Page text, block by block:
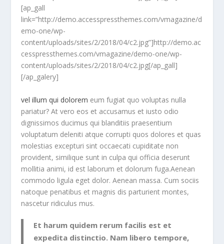
[ap_gall
link=”http://demo.accesspressthemes.com/vmagazine/d
emo-one/wp-
content/uploads/sites/2/2018/04/c2.jpg”]http://demo.ac
cesspressthemes.com/vmagazine/demo-one/wp-
content/uploads/sites/2/2018/04/c2.jpg[/ap_gall]
[/ap_galery]
vel illum qui dolorem eum fugiat quo voluptas nulla
pariatur? At vero eos et accusamus et iusto odio
dignissimos ducimus qui blanditiis praesentium
voluptatum deleniti atque corrupti quos dolores et quas
molestias excepturi sint occaecati cupiditate non
provident, similique sunt in culpa qui officia deserunt
mollitia animi, id est laborum et dolorum fuga.Aenean
commodo ligula eget dolor. Aenean massa. Cum sociis
natoque penatibus et magnis dis parturient montes,
nascetur ridiculus mus.
Et harum quidem rerum facilis est et
expedita distinctio. Nam libero tempore,